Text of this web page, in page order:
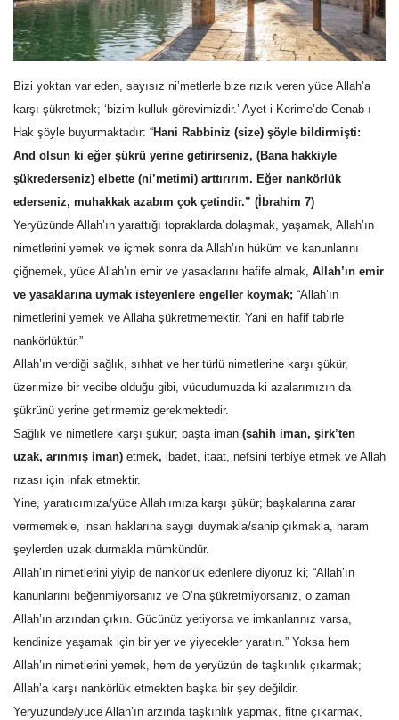
Gündem
Tekno Bilim
Ekonomi
Yaşam
Künye
Sağlık
İletişim
Kültür Sanat
Bizi yoktan var eden, sayısız ni’metlerle bize rızık veren yüce Allah’a
karşı şükretmek; ‘bizim kulluk görevimizdir.’ Ayet-i Kerime’de Cenab-ı
Hak şöyle buyurmaktadır: “Hani Rabbiniz (size) şöyle bildirmişti:
And olsun ki eğer şükrü yerine getirirseniz, (Bana hakkiyle
şükrederseniz) elbette (ni’metimi) arttırırım. Eğer nankörlük
ederseniz, muhakkak azabım çok çetindir.” (İbrahim 7)
Yeryüzünde Allah’ın yarattığı topraklarda dolaşmak, yaşamak, Allah’ın
nimetlerini yemek ve içmek sonra da Allah’ın hüküm ve kanunlarını
çiğnemek, yüce Allah’ın emir ve yasaklarını hafife almak, Allah’ın emir
ve yasaklarına uymak isteyenlere engeller koymak; “Allah’ın
nimetlerini yemek ve Allaha şükretmemektir. Yani en hafif tabirle
nankörlüktür.”
Allah’ın verdiği sağlık, sıhhat ve her türlü nimetlerine karşı şükür,
üzerimize bir vecibe olduğu gibi, vücudumuzda ki azalarımızın da
şükrünü yerine getirmemiz gerekmektedir.
Sağlık ve nimetlere karşı şükür; başta iman (sahih iman, şirk’ten
uzak, arınmış iman) etmek, ibadet, itaat, nefsini terbiye etmek ve Allah
rızası için infak etmektir.
Yine, yaratıcımıza/yüce Allah’ımıza karşı şükür; başkalarına zarar
vermemekle, insan haklarına saygı duymakla/sahip çıkmakla, haram
şeylerden uzak durmakla mümkündür.
Allah’ın nimetlerini yiyip de nankörlük edenlere diyoruz ki; “Allah’ın
kanunlarını beğenmiyorsanız ve O’na şükretmiyorsanız, o zaman
Allah’ın arzından çıkın. Gücünüz yetiyorsa ve imkanlarınız varsa,
kendinize yaşamak için bir yer ve yiyecekler yaratın.” Yoksa hem
Allah’ın nimetlerini yemek, hem de yeryüzün de taşkınlık çıkarmak;
Allah’a karşı nankörlük etmekten başka bir şey değildir.
Yeryüzünde/yüce Allah’ın arzında taşkınlık yapmak, fitne çıkarmak,